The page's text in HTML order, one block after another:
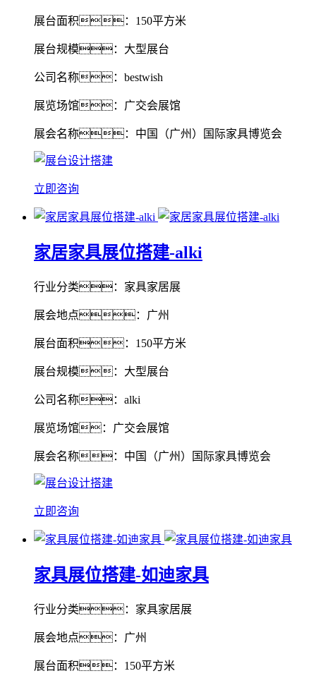
展台面积：150平方米
展台规模：大型展台
公司名称：bestwish
展览场馆：广交会展馆
展会名称：中国（广州）国际家具博览会
立即咨询
家居家具展位搭建-alki
行业分类：家具家居展
展会地点：广州
展台面积：150平方米
展台规模：大型展台
公司名称：alki
展览场馆：广交会展馆
展会名称：中国（广州）国际家具博览会
立即咨询
家具展位搭建-如迪家具
行业分类：家具家居展
展会地点：广州
展台面积：150平方米